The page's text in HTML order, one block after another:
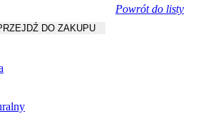
DO ZAKUPU
Powrót do listy